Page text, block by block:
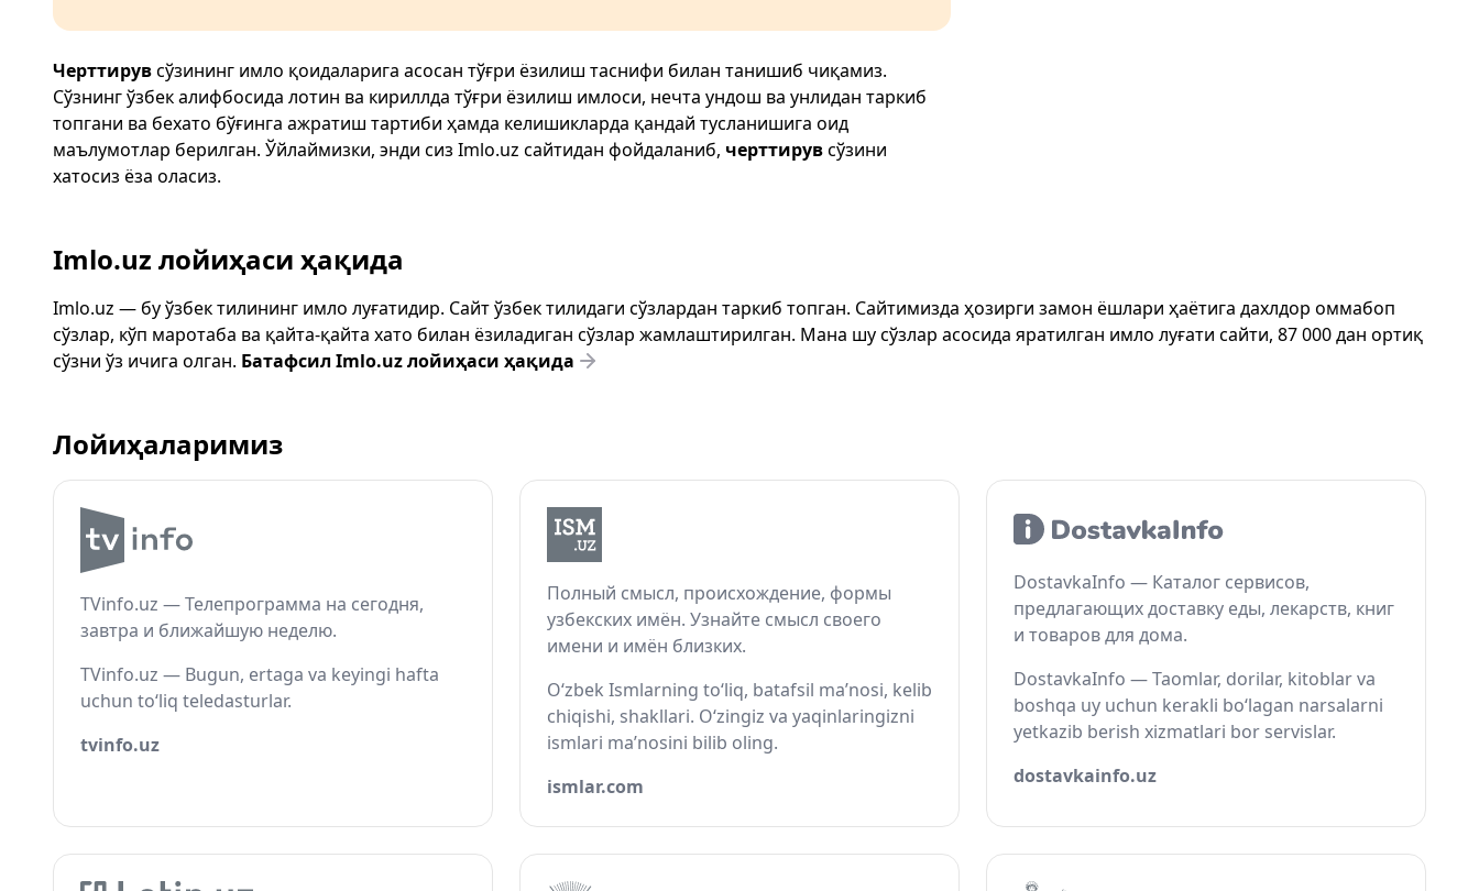
Черттирувсўзининг имло қоидаларига асосан тўғри ёзилиш таснифи билан танишиб чиқамиз.
Сўзнинг ўзбек алифбосида лотин ва кириллда тўғри ёзилиш имлоси, нечта ундош ва унлидан таркиб
топгани ва бехато бўғинга ажратиш тартиби ҳамда келишикларда қандай тусланишига оид
маълумотлар берилган. Ўйлаймизки, энди сиз Imlo.uz сайтидан фойдаланиб, черттирувсўзини
хатосиз ёза оласиз.
Imlo.uz лойиҳаси ҳақида
Imlo.uz — бу ўзбек тилининг имло луғатидир. Сайт ўзбек тилидаги сўзлардан таркиб топган. Сайтимизда ҳозирги замон ёшлари ҳаётига дахлдор оммабоп
сўзлар, кўп маротаба ва қайта-қайта хато билан ёзиладиган сўзлар жамлаштирилган. Мана шу сўзлар асосида яратилган имло луғати сайти, 87 000 дан ортиқ
сўзни ўз ичига олган. Батафсил Imlo.uz лойиҳаси ҳақида
Лойиҳаларимиз
TVinfo.uz — Телепрограмма на сегодня,
завтра и ближайшую неделю.
TVinfo.uz — Bugun, ertaga va keyingi hafta
uchun to‘liq teledasturlar.
tvinfo.uz
Полный смысл, происхождение, формы
узбекских имён. Узнайте смысл своего
имени и имён близких.
O‘zbek Ismlarning to‘liq, batafsil ma’nosi, kelib
chiqishi, shakllari. O‘zingiz va yaqinlaringizni
ismlari ma’nosini bilib oling.
ismlar.com
DostavkaInfo — Каталог сервисов,
предлагающих доставку еды, лекарств, книг
и товаров для дома.
DostavkaInfo — Taomlar, dorilar, kitoblar va
boshqa uy uchun kerakli bo‘lagan narsalarni
yetkazib berish xizmatlari bor servislar.
dostavkainfo.uz